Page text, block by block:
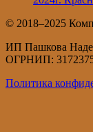
© 2018–2025
ИП Пашкова
ОГРНИП:
Политика